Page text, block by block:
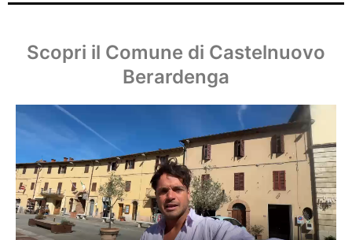
Scopri il Comune di Castelnuovo
Berardenga